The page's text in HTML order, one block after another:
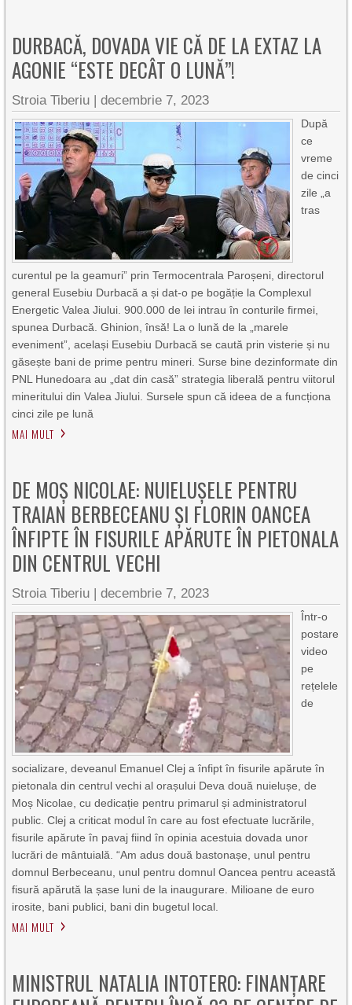
DURBACĂ, DOVADA VIE CĂ DE LA EXTAZ LA
AGONIE “ESTE DECÂT O LUNĂ”!
Stroia Tiberiu |decembrie 7, 2023
După
ce
vreme
de cinci
zile „a
tras
curentul pe la geamuri” prin Termocentrala Paroșeni, directorul
general Eusebiu Durbacă a și dat-o pe bogăție la Complexul
Energetic Valea Jiului. 900.000 de lei intrau în conturile firmei,
spunea Durbacă. Ghinion, însă! La o lună de la „marele
eveniment”, același Eusebiu Durbacă se caută prin visterie și nu
găsește bani de prime pentru mineri. Surse bine dezinformate din
PNL Hunedoara au „dat din casă” strategia liberală pentru viitorul
mineritului din Valea Jiului. Sursele spun că ideea de a funcționa
cinci zile pe lună
MAI MULT
DE MOȘ NICOLAE: NUIELUȘELE PENTRU
TRAIAN BERBECEANU ȘI FLORIN OANCEA
ÎNFIPTE ÎN FISURILE APĂRUTE ÎN PIETONALA
DIN CENTRUL VECHI
Stroia Tiberiu |decembrie 7, 2023
Într-o
postare
video
pe
rețelele
de
socializare, deveanul Emanuel Clej a înfipt în fisurile apărute în
pietonala din centrul vechi al orașului Deva două nuielușe, de
Moș Nicolae, cu dedicație pentru primarul și administratorul
public. Clej a criticat modul în care au fost efectuate lucrările,
fisurile apărute în pavaj fiind în opinia acestuia dovada unor
lucrări de mântuială. “Am adus două bastonașe, unul pentru
domnul Berbeceanu, unul pentru domnul Oancea pentru această
fisură apărută la șase luni de la inaugurare. Milioane de euro
irosite, bani publici, bani din bugetul local.
MAI MULT
MINISTRUL NATALIA INTOTERO: FINANȚARE